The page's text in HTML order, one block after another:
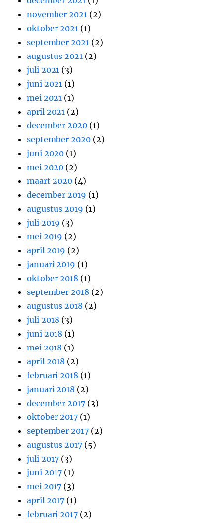
november 2021 (2)
oktober 2021 (1)
september 2021 (2)
augustus 2021 (2)
juli 2021 (3)
juni 2021 (1)
mei 2021 (1)
april 2021 (2)
december 2020 (1)
september 2020 (2)
juni 2020 (1)
mei 2020 (2)
maart 2020 (4)
december 2019 (1)
augustus 2019 (1)
juli 2019 (3)
mei 2019 (2)
april 2019 (2)
januari 2019 (1)
oktober 2018 (1)
september 2018 (2)
augustus 2018 (2)
juli 2018 (3)
juni 2018 (1)
mei 2018 (1)
april 2018 (2)
februari 2018 (1)
januari 2018 (2)
december 2017 (3)
oktober 2017 (1)
september 2017 (2)
augustus 2017 (5)
juli 2017 (3)
juni 2017 (1)
mei 2017 (3)
april 2017 (1)
februari 2017 (2)